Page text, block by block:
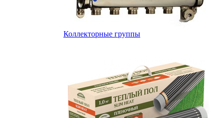
Коллекторные группы